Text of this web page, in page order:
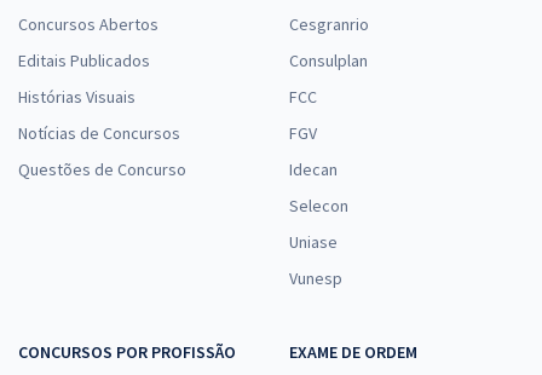
Concursos Abertos
Editais Publicados
Histórias Visuais
Notícias de Concursos
Questões de Concurso
Cesgranrio
Consulplan
FCC
FGV
Idecan
Selecon
Uniase
Vunesp
CONCURSOS POR PROFISSÃO
EXAME DE ORDEM